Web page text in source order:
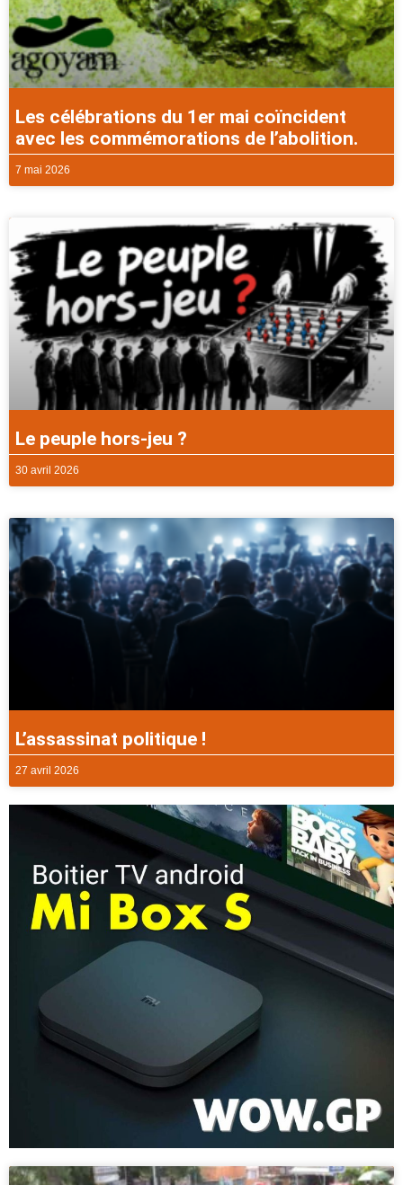
Les célébrations du 1er mai coïncident
avec les commémorations de l’abolition.
7 mai 2026
Le peuple hors-jeu ?
30 avril 2026
L’assassinat politique !
27 avril 2026